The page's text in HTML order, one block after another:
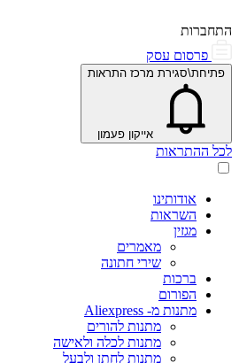
התחברות
פרסום עסק
פתיחת\סגירת מרכז התראות
אייקון פעמון
לכל ההתראות
אודותינו
השראות
מגזין
מאמרים
שירי חתונה
ברכות
הפורום
מתנות מ- Aliexpress
מתנות להורים
מתנות לכלה ולאישה
מתנות לחתן ולבעל